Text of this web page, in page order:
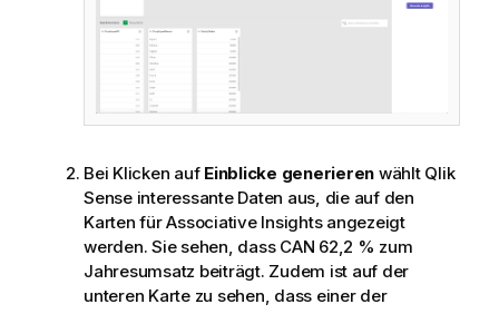
Bei Klicken auf Einblicke generieren wählt Qlik
Senseinteressante Daten aus, die auf den
Karten für Associative Insights angezeigt
werden. Sie sehen, dass CAN 62,2 % zum
Jahresumsatz beiträgt. Zudem ist auf der
unteren Karte zu sehen, dass einer der